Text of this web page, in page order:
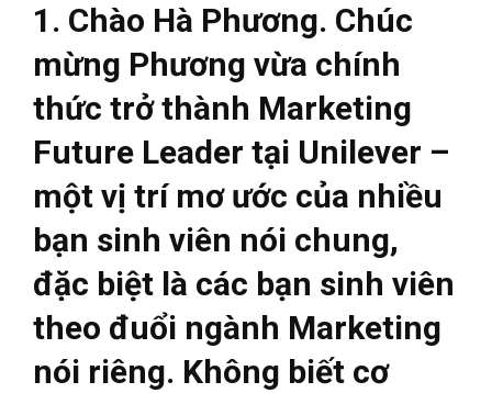
1. Chào Hà Phương. Chúc
mừng Phương vừa chính
thức trở thành Marketing
Future Leader tại Unilever –
một vị trí mơ ước của nhiều
bạn sinh viên nói chung,
đặc biệt là các bạn sinh viên
theo đuổi ngành Marketing
nói riêng. Không biết cơ